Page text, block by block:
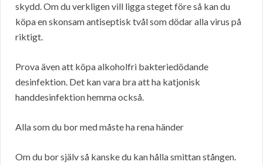
skydd. Om du verkligen vill ligga steget före så kan du
köpa en skonsam antiseptisk tvål som dödar alla virus på
riktigt.
Prova även att köpa alkoholfri bakteriedödande
desinfektion. Det kan vara bra att ha katjonisk
handdesinfektion hemma också.
Alla som du bor med måste ha rena händer
Om du bor själv så kanske du kan hålla smittan stången.